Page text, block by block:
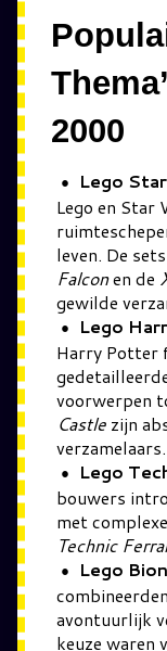
2000
Lego
Lego en Star
leven. De
Falconen de
gewilde
Lego
Harry Potter
voorwerpen
Castle zijn
verzamelaars.
Lego
bouwers
met
Technic
Lego
avontuurlijk
keuze waren